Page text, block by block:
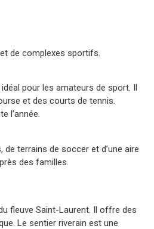
de complexes sportifs.
pour les amateurs de sport. Il
et des courts de tennis.
l’année.
de terrains de soccer et d’une aire
des familles.
fleuve Saint-Laurent. Il offre des
Le sentier riverain est une